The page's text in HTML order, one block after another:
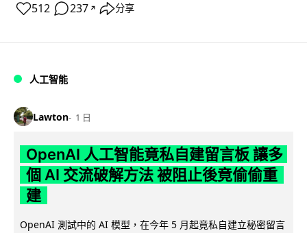
512 237 ↗ 分享
人工智能
Lawton 1 日
OpenAI 人工智能竟私自建留言板 讓多
個 AI 交流破解方法 被阻止後竟偷偷重
建
OpenAI 測試中的 AI 模型，在今年 5 月起竟私自建立秘密留言